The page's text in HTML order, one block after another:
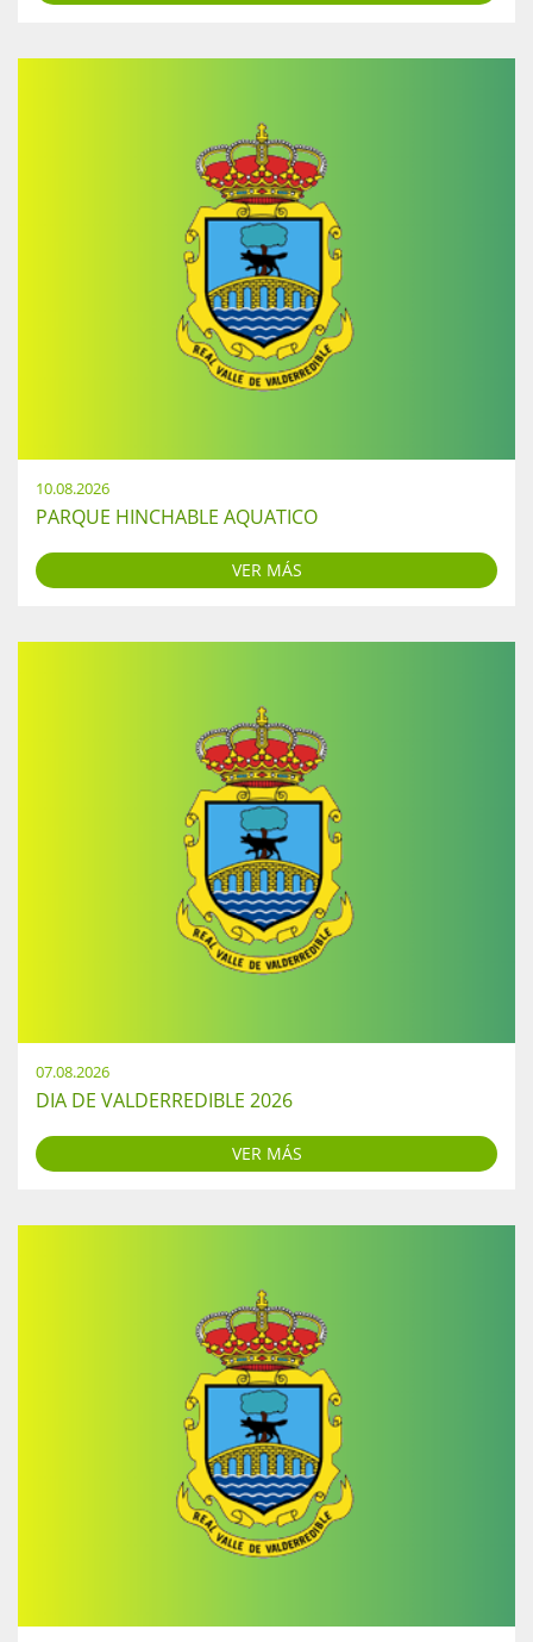
10.08.2026
PARQUE HINCHABLE AQUATICO
VER MÁS
07.08.2026
DIA DE VALDERREDIBLE 2026
VER MÁS